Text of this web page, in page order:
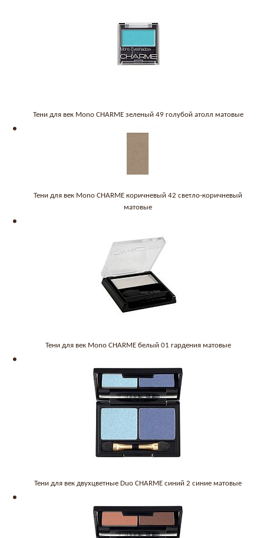
Тени для век Mono CHARME зеленый 49 голубой атолл матовые
Тени для век Mono CHARME коричневый 42 светло-коричневый
матовые
Тени для век Mono CHARME белый 01 гардения матовые
Тени для век двухцветные Duo CHARME синий 2 синие матовые